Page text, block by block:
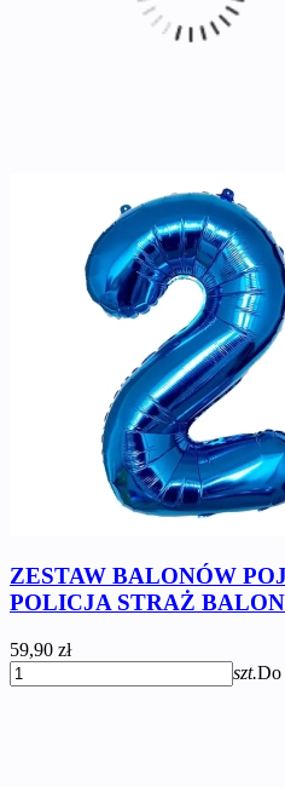
ZESTAW BALONÓW
POLICJA STRAŻ
59,90 zł
szt.Do